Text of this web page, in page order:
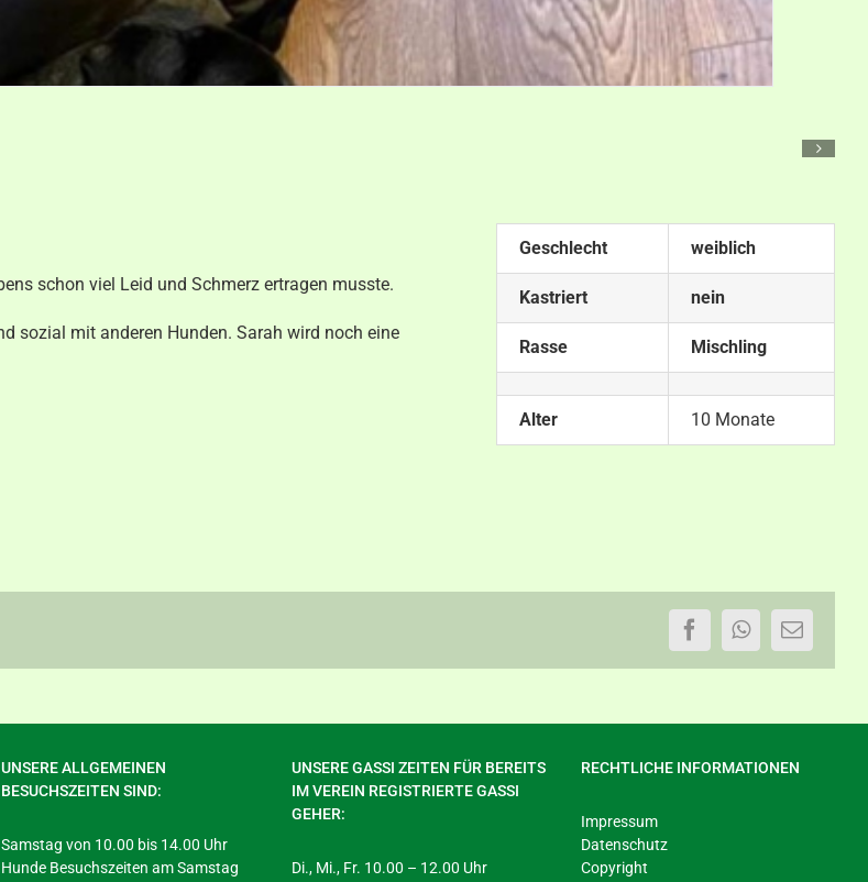
schon viel Leid und Schmerz ertragen musste.
sozial mit anderen Hunden. Sarah wird noch eine
Geschlecht weiblich
Kastriert nein
Rasse Mischling
Alter 10 Monate
FacebookWhatsApp
E-
UNSERE ALLGEMEINEN
BESUCHSZEITEN SIND:
Samstag von 10.00 bis 14.00 Uhr
Hunde Besuchszeiten am Samstag
UNSERE GASSI ZEITEN FÜR BEREITS
IM VEREIN REGISTRIERTE GASSI
GEHER:
Di., Mi., Fr. 10.00 – 12.00 Uhr
RECHTLICHE INFORMATIONEN
Impressum
Datenschutz
Copyright